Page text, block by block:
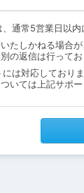
通常5営業日以内
たしかねる場合が
の返信は行って
は対応しておりま
いては上記サポ